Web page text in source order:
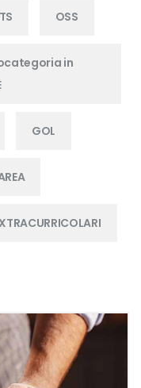
OSS
in
GOL